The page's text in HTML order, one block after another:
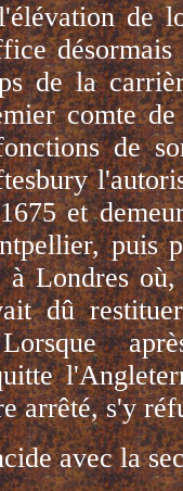
de
désormais
de la
comte
de
et
puis
Londres
dû
arrêté, s'y
avec la